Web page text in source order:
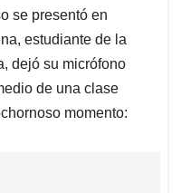
se presentó en
estudiante de la
dejó su micrófono
de una clase
momento: